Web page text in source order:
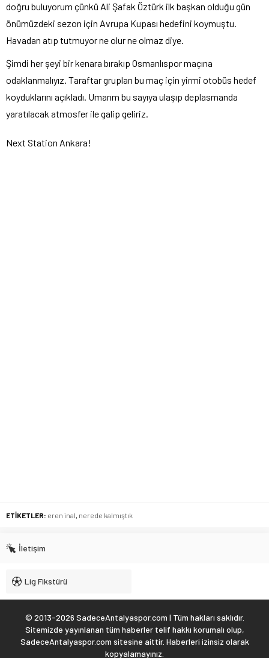
doğru buluyorum çünkü Ali Şafak Öztürk ilk başkan olduğu gün
önümüzdeki sezon için Avrupa Kupası hedefini koymuştu.
Havadan atıp tutmuyor ne olur ne olmaz diye.
Şimdi her şeyi bir kenara bırakıp Osmanlıspor maçına
odaklanmalıyız. Taraftar grupları bu maç için yirmi otobüs hedef
koyduklarını açıkladı. Umarım bu sayıya ulaşıp deplasmanda
yaratılacak atmosfer ile galip geliriz.
Next Station Ankara!
ETİKETLER: eren inal, nerede kalmıştık
İletişim
Lig Fikstürü
© 2013-2026 SadeceAntalyaspor.com | Tüm hakları saklıdır.
Sitemizde yayınlanan tüm haberler telif hakkı korumalı olup,
SadeceAntalyaspor.com sitesine aittir. Haberleri izinsiz olarak
kopyalamayınız.